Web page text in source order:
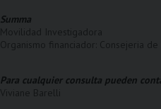
Summa
Para cualquier consulta pueden